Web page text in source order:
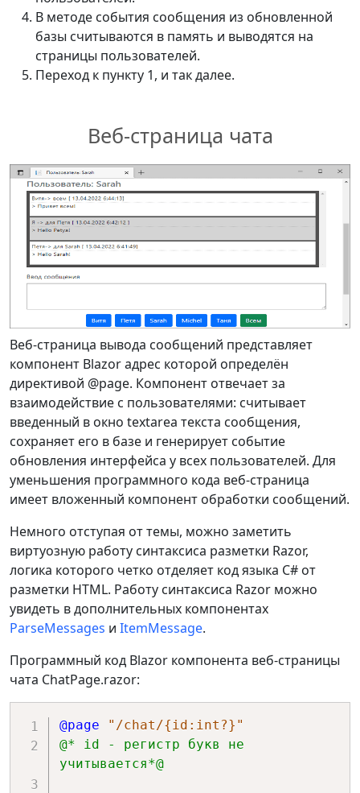
}) ;
}
messages)
{
await Task.Run(() =>
{
var
= new JsonSerializerOptions
                WriteIndented
// Настройка
кодировки символов для кириллицы.
// По умолчанию
сериализатор выполняет escape -
последовательность символов,
// отличных от
ASCII.То есть он заменяет их
// где xxxx
является кодом Юникода символа.
                Encoder
=
JavaScriptEncoder.Create(
};
сообщений в json-файл.
File.OpenWrite(Constants.PathDB);
JsonSerializer. Serialize
messages, typeof
В методе события сообщения из обновленной
базы считываются в память и выводятся на
страницы пользователей.
Переход к пункту 1, и так далее.
Веб-страница чата
Веб-страница вывода сообщений представляет
компонент Blazor адрес которой определён
директивой @page. Компонент отвечает за
взаимодействие с пользователями: считывает
введенный в окно textarea текста сообщения,
сохраняет его в базе и генерирует событие
обновления интерфейса у всех пользователей. Для
уменьшения программного кода веб-страница
имеет вложенный компонент обработки сообщений.
Немного отступая от темы, можно заметить
виртуозную работу синтаксиса разметки Razor,
логика которого четко отделяет код языка C# от
разметки HTML. Работу синтаксиса Razor можно
увидеть в дополнительных компонентах
ParseMessages и ItemMessage.
Программный код Blazor компонента веб-страницы
чата ChatPage.razor:
@page
"/chat/{id:int?}"
@* id - регистр букв не
учитывается*@